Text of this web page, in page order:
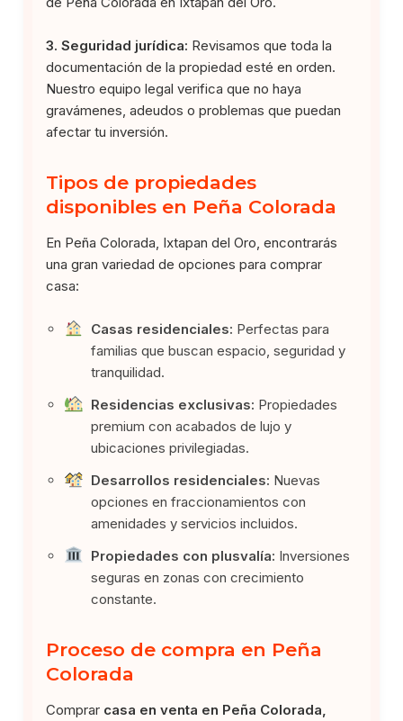
3. Seguridad jurídica: Revisamos que toda la
documentación de la propiedad esté en orden.
Nuestro equipo legal verifica que no haya
gravámenes, adeudos o problemas que puedan
afectar tu inversión.
Tipos de propiedades
disponibles en Peña Colorada
En Peña Colorada, Ixtapan del Oro, encontrarás
una gran variedad de opciones para comprar
casa:
Casas residenciales: Perfectas para
familias que buscan espacio, seguridad y
tranquilidad.
Residencias exclusivas: Propiedades
premium con acabados de lujo y
ubicaciones privilegiadas.
Desarrollos residenciales: Nuevas
opciones en fraccionamientos con
amenidades y servicios incluidos.
Propiedades con plusvalía: Inversiones
seguras en zonas con crecimiento
constante.
Proceso de compra en Peña
Colorada
Comprar casa en venta en Peña Colorada,